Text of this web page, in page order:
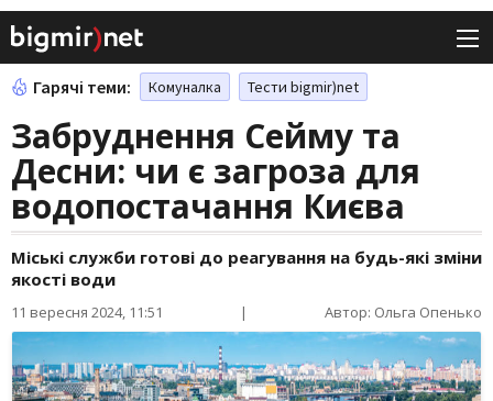
Гарячі теми: Комуналка Тести bigmir)net
Забруднення Сейму та
Десни: чи є загроза для
водопостачання Києва
Міські служби готові до реагування на будь-які зміни
якості води
11 вересня 2024, 11:51 | Автор: Ольга Опенько